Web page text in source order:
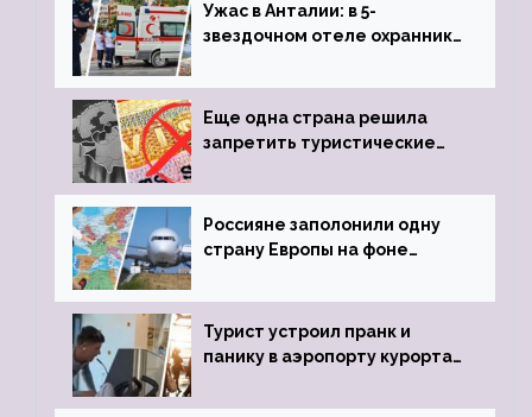
Ужас в Анталии: в 5-
звездочном отеле охранник
пистолета
Еще одна страна решила
запретить туристические
Россияне заполонили одну
страну Европы на фоне
виз
Турист устроил пранк и
панику в аэропорту курорта,
задержке рейса